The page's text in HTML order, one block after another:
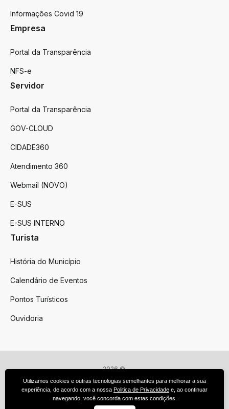
Informações Covid 19
Empresa
Portal da Transparência
NFS-e
Servidor
Portal da Transparência
GOV-CLOUD
CIDADE360
Atendimento 360
Webmail (NOVO)
E-SUS
E-SUS INTERNO
Turista
História do Município
Calendário de Eventos
Pontos Turísticos
Ouvidoria
2026 ©
Todos os direitos reservados.
Feito por upside.rs
Utilizamos cookies e outras tecnologias semelhantes para melhorar a sua
experiência, de acordo com a nossa Politica de Privacidade e, ao continuar
navegando, você concorda com estas condições.